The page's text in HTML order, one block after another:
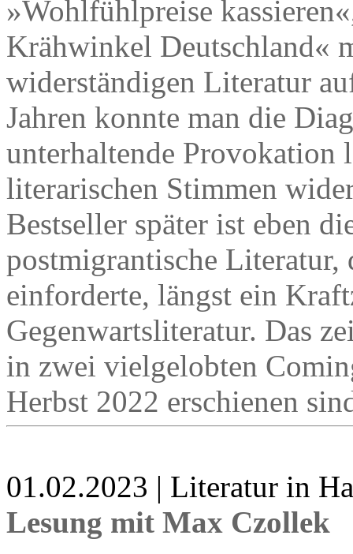
»Wohlfühlpreise
Krähwinkel Deutschland«
widerständigen Literatur
Jahren konnte man die
unterhaltende Provokation
literarischen Stimmen
Bestseller später ist eben
postmigrantische
einforderte, längst ein
Gegenwartsliteratur. Das
in zwei vielgelobten
Herbst 2022 erschienen
01.02.2023 | Literatur in
Lesung mit Max Czollek